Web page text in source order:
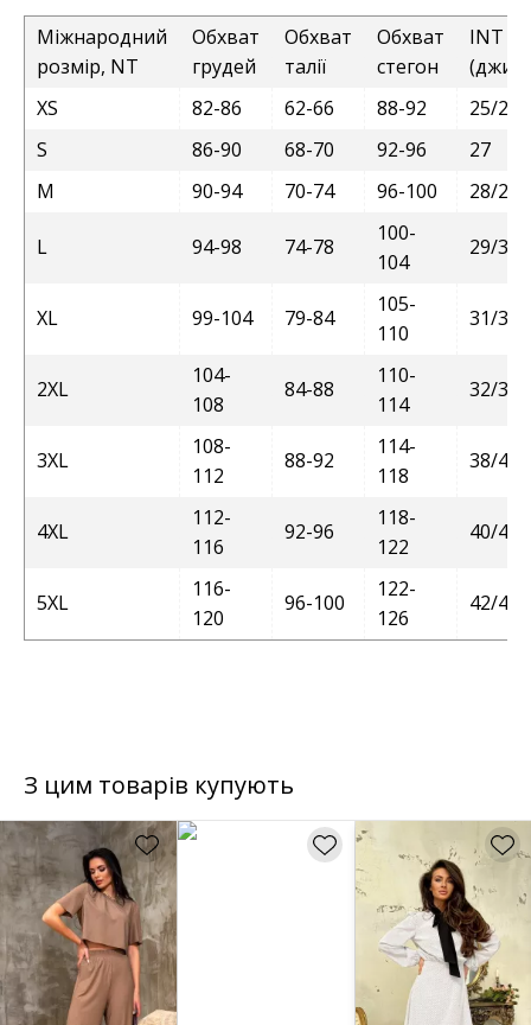
Міжнародний
розмір, NT
Обхват
грудей
Обхват
талії
Обхват
стегон
INT
XS
82-86 62-66 88-92
25/26
S
86-90 68-70 92-96
27
M
90-94 70-74 96-100 28/29
L 94-98 74-78
100-
104
29/30
XL 99-104 79-84
105-
110
31/32
2XL
104-
108
84-88
110-
114
32/36
3XL
108-
112
88-92
114-
118
38/40
4XL
112-
116
92-96
118-
122
40/42
5XL
116-
120
96-100
122-
126
42/44
З цим товарів купують